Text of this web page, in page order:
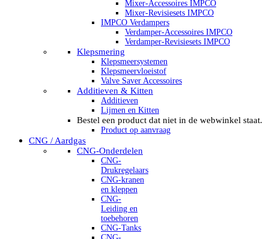
Mixer-Accessoires IMPCO
Mixer-Revisiesets IMPCO
IMPCO Verdampers
Verdamper-Accessoires IMPCO
Verdamper-Revisiesets IMPCO
Klepsmering
Klepsmeersystemen
Klepsmeervloeistof
Valve Saver Accessoires
Additieven & Kitten
Additieven
Lijmen en Kitten
Bestel een product dat niet in de webwinkel staat.
Product op aanvraag
CNG / Aardgas
CNG-Onderdelen
CNG-
Drukregelaars
CNG-kranen
en kleppen
CNG-
Leiding en
toebehoren
CNG-Tanks